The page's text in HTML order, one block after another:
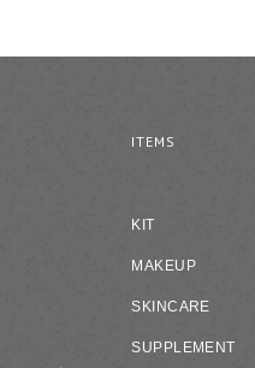
ITEMS
KIT
MAKEUP
SKINCARE
SUPPLEMENT